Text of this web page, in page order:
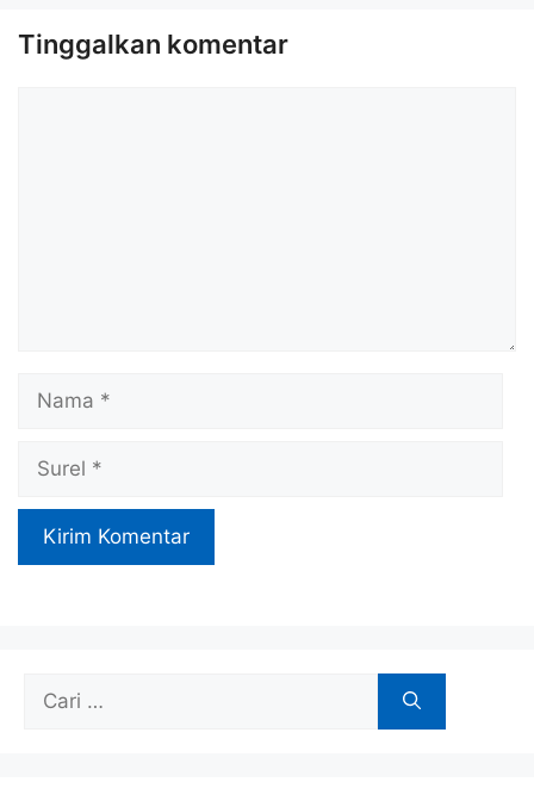
Tinggalkan komentar
Nama
Surel
Cari